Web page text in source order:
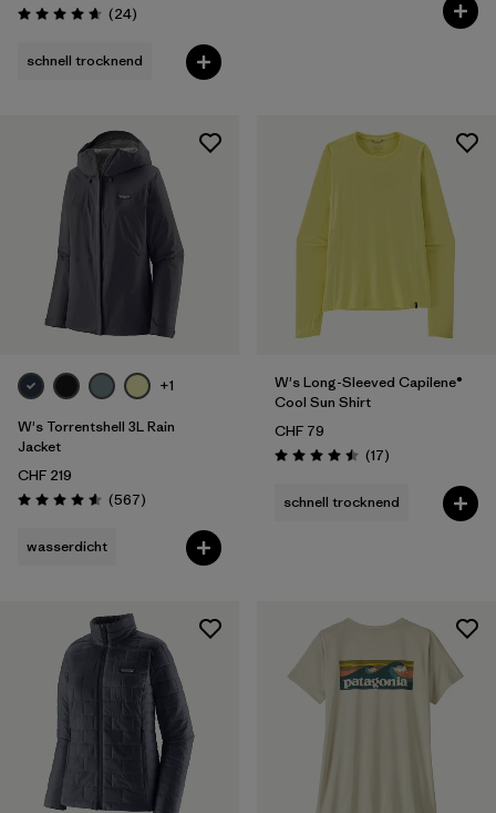
Bewertung: 4.7 / 5
(24Rezensionen
)
schnell trocknend
+1
W's Torrentshell 3L Rain
Jacket
CHF 219
Bewertung: 4.6 / 5
(567Rezensionen
)
wasserdicht
W's Long-Sleeved Capilene®
Cool Sun Shirt
CHF 79
Bewertung: 4.5 / 5
(17Rezensionen
)
schnell trocknend